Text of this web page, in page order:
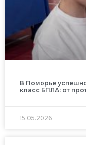
В Поморье
класс БПЛА: от
15.05.2026